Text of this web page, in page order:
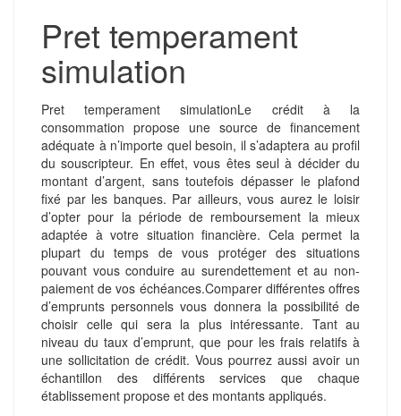
Pret temperament
simulation
Pret temperament simulationLe crédit à la
consommation propose une source de financement
adéquate à n’importe quel besoin, il s’adaptera au profil
du souscripteur. En effet, vous êtes seul à décider du
montant d’argent, sans toutefois dépasser le plafond
fixé par les banques. Par ailleurs, vous aurez le loisir
d’opter pour la période de remboursement la mieux
adaptée à votre situation financière. Cela permet la
plupart du temps de vous protéger des situations
pouvant vous conduire au surendettement et au non-
paiement de vos échéances.Comparer différentes offres
d’emprunts personnels vous donnera la possibilité de
choisir celle qui sera la plus intéressante. Tant au
niveau du taux d’emprunt, que pour les frais relatifs à
une sollicitation de crédit. Vous pourrez aussi avoir un
échantillon des différents services que chaque
établissement propose et des montants appliqués.